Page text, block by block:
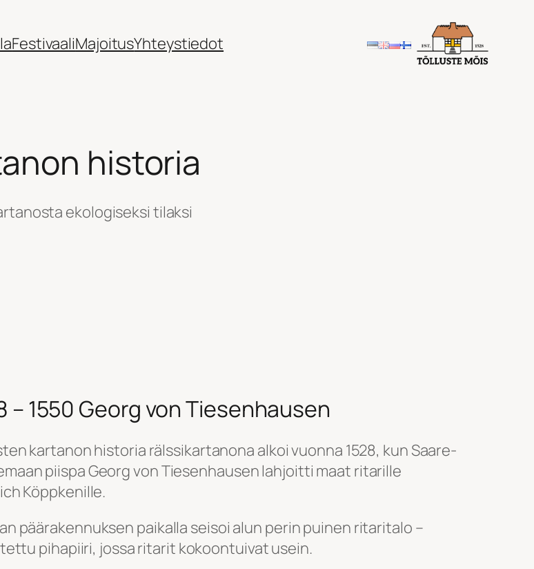
FestivaaliMajoitusYhteystiedot
historia
ekologiseksi tilaksi
– 1550 Georg von Tiesenhausen
kartanon historia rälssikartanona alkoi vuonna 1528, kun Saare-
piispa Georg von Tiesenhausen lahjoitti maat ritarille
Köppkenille.
päärakennuksen paikalla seisoi alun perin puinen ritaritalo –
pihapiiri, jossa ritarit kokoontuivat usein.